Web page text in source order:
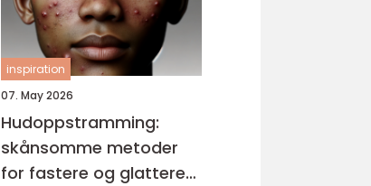
inspiration
07. May 2026
Hudoppstramming:
skånsomme metoder
for fastere og glattere